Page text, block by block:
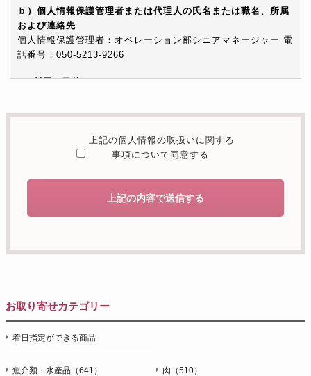
ｂ）個人情報保護管理者または代理人の氏名または職名、所属
および連絡先
個人情報保護管理者：オペレーション部シニアマネージャー 電
話番号：050-5213-9266
c）利用の目的
合わせを適切に受け付け、当社が提供するサービスに関する情
d）個人情報を第三者に提供することが予定される場合の事項
た個人情報を第三者に提供することはありません。
ことがあります。
利用目的の通知・開示・内容の訂正・追加または削除・利用の
停止・消去および第三者への提供の停止（「開示等」といいま
す。）に応じます。開示等のお問合せは下記の連絡先までお願
い致します。
上記の個人情報の取扱いに関する
事項について同意する
上記の内容で送信する
お取り寄せカテゴリー
着日指定ができる商品
魚介類・水産品（641） 肉（510）